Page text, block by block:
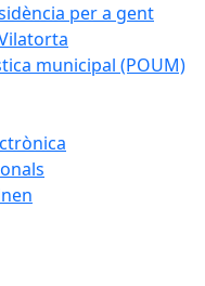
per a gent
municipal (POUM)